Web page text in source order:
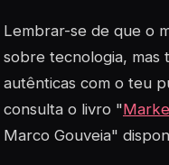
Lembrar-se de que o
sobre tecnologia, mas
autênticas com o teu
consulta o livro "
Marco Gouveia"